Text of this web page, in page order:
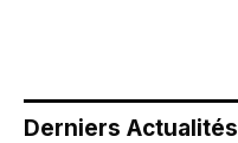
Derniers Actualités